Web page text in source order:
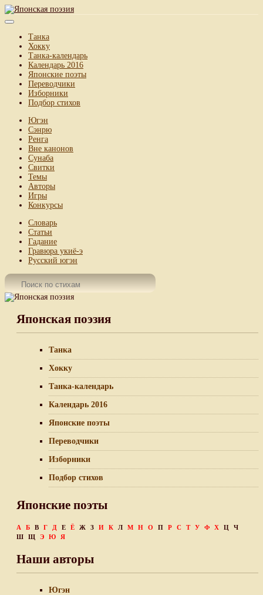
Танка
Хокку
Танка-календарь
Календарь 2016
Японские поэты
Переводчики
Изборники
Подбор стихов
Югэн
Сэнрю
Ренга
Вне канонов
Сунаба
Свитки
Темы
Авторы
Игры
Конкурсы
Словарь
Статьи
Гадание
Гравюра укиё-э
Русский югэн
Японская поэзия
Танка
Хокку
Танка-календарь
Календарь 2016
Японские поэты
Переводчики
Изборники
Подбор стихов
Японские поэты
А Б В Г Д Е Ё Ж З И К Л М Н О П Р С Т У Ф Х Ц
Ч
Ш
Щ Э Ю Я
Наши авторы
Югэн